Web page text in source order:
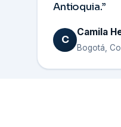
Antioquia.”
C
Camila
Bogotá,